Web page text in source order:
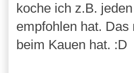
koche ich z.B.
empfohlen hat.
beim Kauen hat. :D